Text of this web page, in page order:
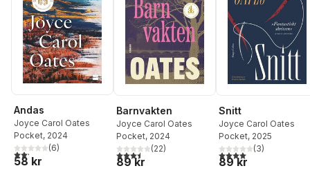
Andas
Joyce Carol Oates
Pocket, 2024
2,2utav 5 stjärnor. Totalt antal röster:
(6)
58 kr
Barnvakten
Joyce Carol Oates
Pocket, 2024
3,5utav 5 stjärnor. Totalt antal röster:
(22)
89 kr
Snitt
Joyce Carol Oates
Pocket, 2025
4,0utav 5 stjärnor.
(3)
89 kr